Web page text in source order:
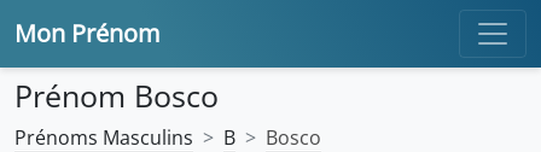
Mon Prénom
Prénom Bosco
Prénoms Masculins B Bosco